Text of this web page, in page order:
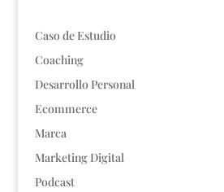
Caso de Estudio
Coaching
Desarrollo Personal
Ecommerce
Marca
Marketing Digital
Podcast